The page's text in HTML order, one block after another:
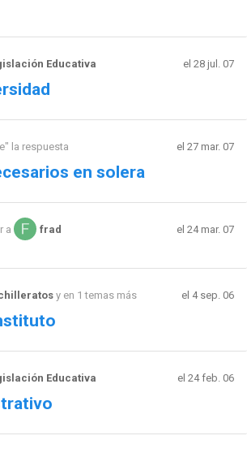
Educativa el 28 jul. 07
la respuesta el 27 mar. 07
en solera
a frad el 24 mar. 07
y en 1 temas más el 4 sep. 06
Educativa el 24 feb. 06